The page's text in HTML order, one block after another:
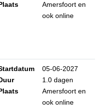
Amersfoort en
ook online
05-06-2027
1.0 dagen
Amersfoort en
ook online